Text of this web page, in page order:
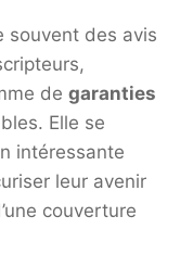
souvent des avis
de garanties
Elle se
intéressante
leur avenir
couverture